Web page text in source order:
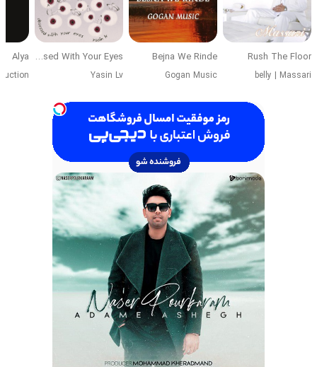
Rush The Floor
belly | Massari
Bejna We Rinde
Gogan Music
Obsessed With Your Eyes
Yasin Lv
Alya